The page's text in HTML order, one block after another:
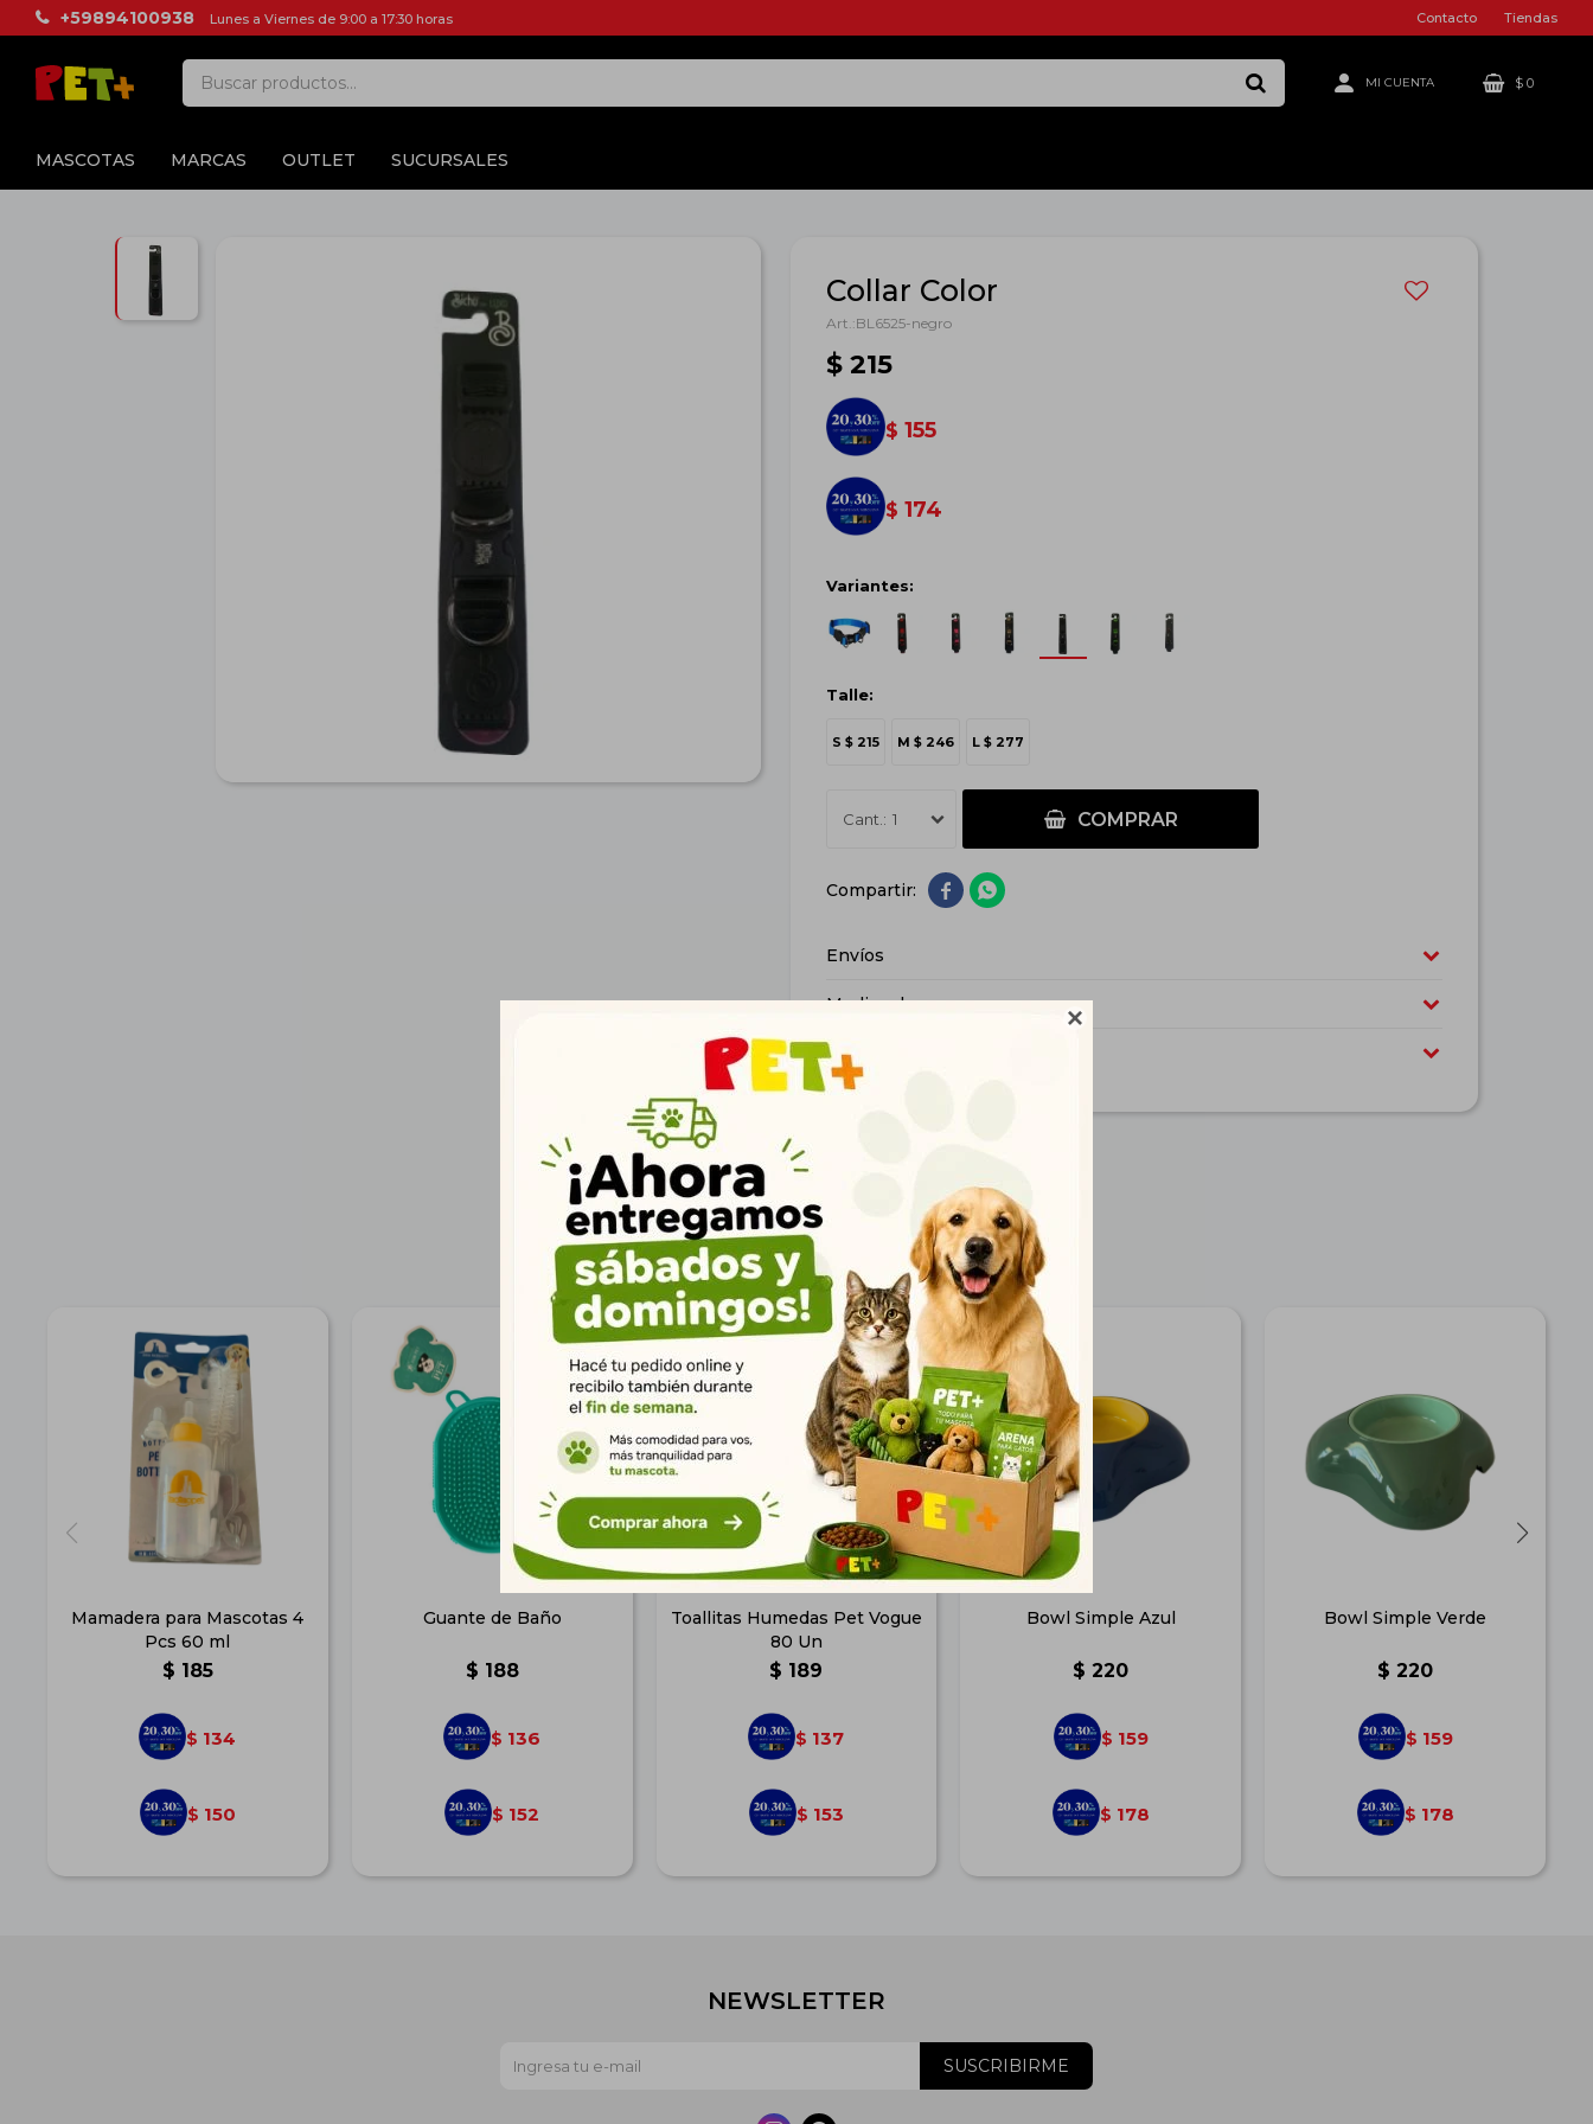

MASCOTAS MARCAS OUTLET SUCURSALES
$ 0
+59894100938 Lunes a Viernes de 9:00 a 17:30 horas Contacto Tiendas
Collar Color
BL6525-negro
$ 215
$ 155
$ 174
Variantes:
Talle:
S $ 215 M $ 246 L $ 277
1 COMPRAR
 
Envíos
Medios de pago
Características
Productos que te pueden interesar
Mamadera para Mascotas 4
Pcs 60 ml
$ 185
$ 134
$ 150
Guante de Baño
$ 188
$ 136
$ 152
Toallitas Humedas Pet Vogue
80 Un
$ 189
$ 137
$ 153
Bowl Simple Azul
$ 220
$ 159
$ 178
Bowl Simple Verde
$ 220
$ 159
$ 178
NEWSLETTER
SUSCRIBIRME